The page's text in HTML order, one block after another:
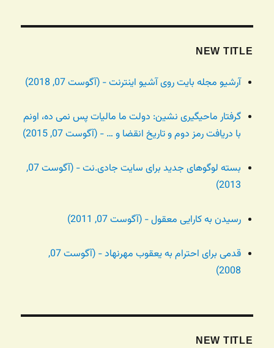
NEW TITLE
آرشیو مجله بایت روی آشیو اینترنت - (آگوست 07, 2018)
گرفتار ماحیگیری نشین: دولت ما مالیات پس نمی ده، اونم
با دریافت رمز دوم و تاریخ انقضا و … - (آگوست 07, 2015)
بسته لوگوهای جدید برای سایت جادی.نت - (آگوست 07,
2013)
رسیدن به کارایی معقول - (آگوست 07, 2011)
قدمی برای احترام به یعقوب مهرنهاد - (آگوست 07,
2008)
NEW TITLE